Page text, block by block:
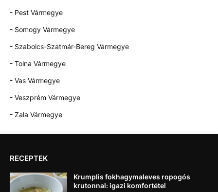
- Pest Vármegye
- Somogy Vármegye
- Szabolcs-Szatmár-Bereg Vármegye
- Tolna Vármegye
- Vas Vármegye
- Veszprém Vármegye
- Zala Vármegye
RECEPTEK
Krumplis fokhagymaleves ropogós
krutonnal: igazi komfortétel